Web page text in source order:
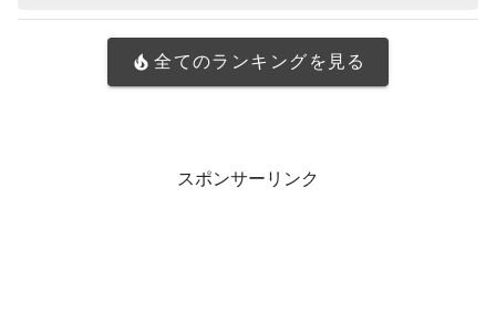
全てのランキングを見る
スポンサーリンク